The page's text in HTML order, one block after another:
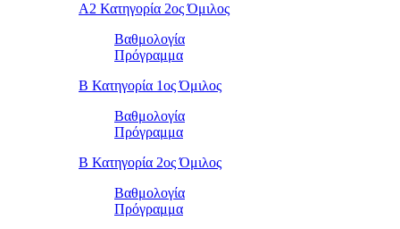
Α2 Κατηγορία 2ος Όμιλος
Βαθμολογία
Πρόγραμμα
Β Κατηγορία 1ος Όμιλος
Βαθμολογία
Πρόγραμμα
Β Κατηγορία 2ος Όμιλος
Βαθμολογία
Πρόγραμμα